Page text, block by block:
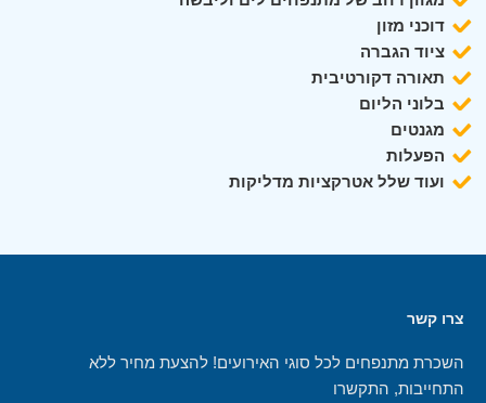
דוכני מזון
ציוד הגברה
תאורה דקורטיבית
בלוני הליום
מגנטים
הפעלות
ועוד שלל אטרקציות מדליקות
צרו קשר
השכרת מתנפחים לכל סוגי האירועים! להצעת מחיר ללא
התחייבות, התקשרו